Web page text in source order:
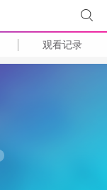
观看记录